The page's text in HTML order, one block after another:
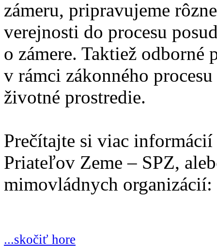
zámeru, pripravujeme
verejnosti do procesu
o zámere. Taktiež
v rámci zákonného
životné prostredie.
Prečítajte si viac
Priateľov Zeme – SPZ,
mimovládnych organizácií:
...skočiť hore